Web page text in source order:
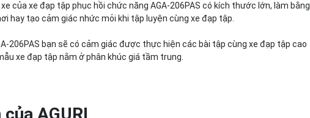
của xe đạp tập phục hồi chức năng AGA-206PAS có kích thước lớn, làm bằng
hay tạo cảm giác nhức mỏi khi tập luyện cùng xe đạp tập.
206PAS bạn sẽ có cảm giác được thực hiện các bài tập cùng xe đạp tập cao
xe đạp tập nằm ở phân khúc giá tầm trung.